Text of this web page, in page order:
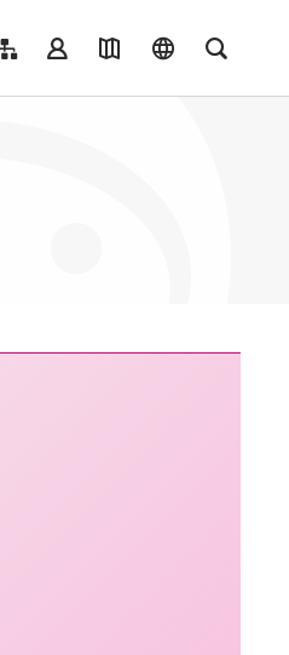
網站導覽會員登入地圖導覽language全文檢